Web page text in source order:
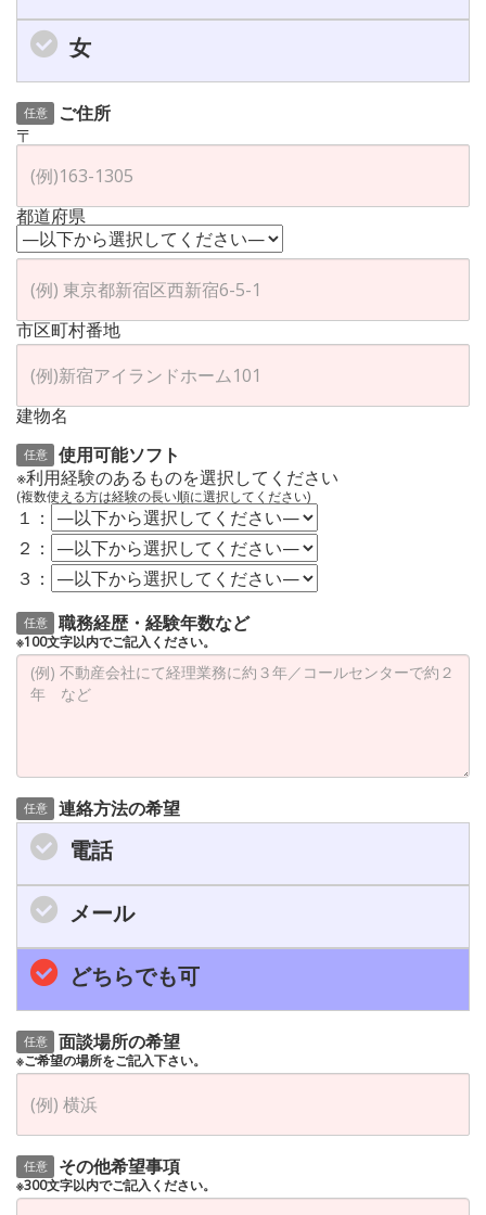
女
任意
ご住所
〒
都道府県
市区町村番地
建物名
任意
使用可能ソフト
※利用経験のあるものを選択してください
(複数使える方は経験の長い順に選択してください)
１：
２：
３：
任意 職務経歴・経験年数など
※100文字以内でご記入ください。
任意 連絡方法の希望
電話
メール
どちらでも可
任意 面談場所の希望
※ご希望の場所をご記入下さい。
任意 その他希望事項
※300文字以内でご記入ください。